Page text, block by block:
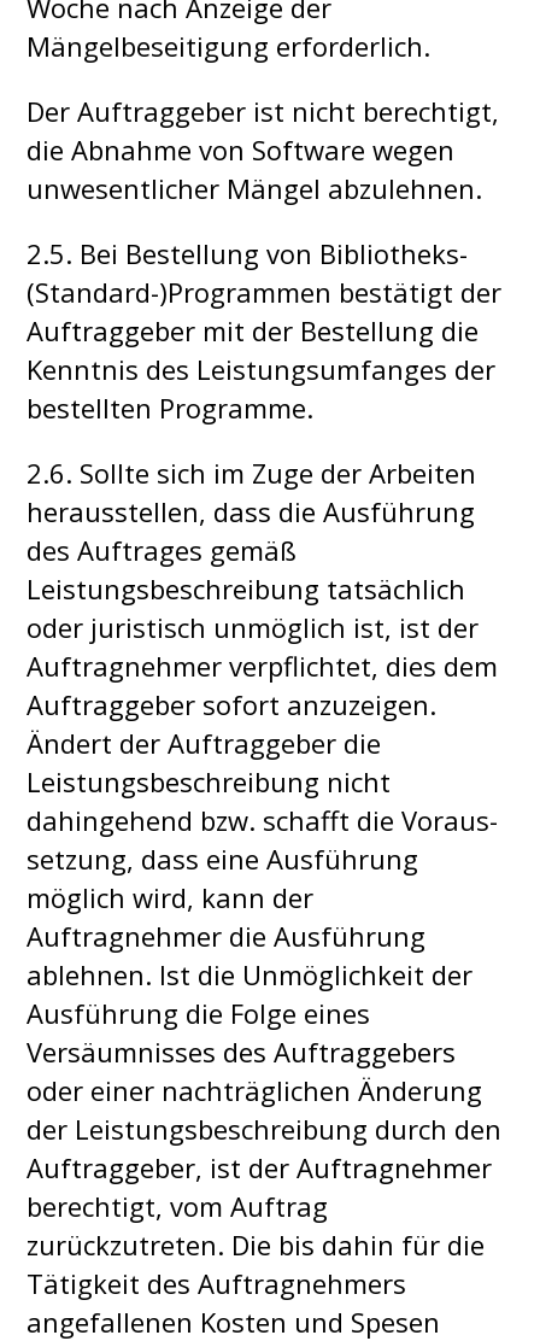
Woche nach Anzeige der
Mängelbeseitigung erforderlich.
Der Auftraggeber ist nicht berechtigt,
die Abnahme von Software wegen
unwesentlicher Mängel abzulehnen.
2.5. Bei Bestellung von Bibliotheks-
(Standard-)Programmen bestätigt der
Auftraggeber mit der Bestellung die
Kenntnis des Leistungsumfanges der
bestellten Programme.
2.6. Sollte sich im Zuge der Arbeiten
herausstellen, dass die Ausführung
des Auftrages gemäß
Leistungsbeschreibung tatsächlich
oder juristisch unmöglich ist, ist der
Auftragnehmer verpflichtet, dies dem
Auftraggeber sofort anzuzeigen.
Ändert der Auftraggeber die
Leistungsbeschreibung nicht
dahingehend bzw. schafft die Voraus-
setzung, dass eine Ausführung
möglich wird, kann der
Auftragnehmer die Ausführung
ablehnen. Ist die Unmöglichkeit der
Ausführung die Folge eines
Versäumnisses des Auftraggebers
oder einer nachträglichen Änderung
der Leistungsbeschreibung durch den
Auftraggeber, ist der Auftragnehmer
berechtigt, vom Auftrag
zurückzutreten. Die bis dahin für die
Tätigkeit des Auftragnehmers
angefallenen Kosten und Spesen